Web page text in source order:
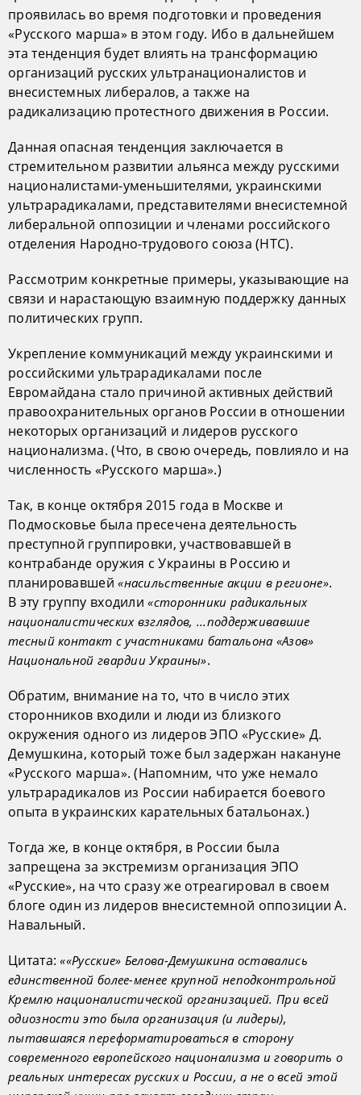
проявилась во время подготовки и проведения
«Русского марша» в этом году. Ибо в дальнейшем
эта тенденция будет влиять на трансформацию
организаций русских ультранационалистов и
внесистемных либералов, а также на
радикализацию протестного движения в России.
Данная опасная тенденция заключается в
стремительном развитии альянса между русскими
националистами-уменьшителями, украинскими
ультрарадикалами, представителями внесистемной
либеральной оппозиции и членами российского
отделения Народно-трудового союза (НТС).
Рассмотрим конкретные примеры, указывающие на
связи и нарастающую взаимную поддержку данных
политических групп.
Укрепление коммуникаций между украинскими и
российскими ультрарадикалами после
Евромайдана стало причиной активных действий
правоохранительных органов России в отношении
некоторых организаций и лидеров русского
национализма. (Что, в свою очередь, повлияло и на
численность «Русского марша».)
Так, в конце октября 2015 года в Москве и
Подмосковье была пресечена деятельность
преступной группировки, участвовавшей в
контрабанде оружия с Украины в Россию и
планировавшей«насильственные акции в регионе».
В эту группу входили«сторонники радикальных
националистических взглядов, ...поддерживавшие
тесный контакт с участниками батальона «Азов»
Национальной гвардии Украины».
Обратим, внимание на то, что в число этих
сторонников входили и люди из близкого
окружения одного из лидеров ЭПО «Русские» Д.
Демушкина, который тоже был задержан накануне
«Русского марша». (Напомним, что уже немало
ультрарадикалов из России набирается боевого
опыта в украинских карательных батальонах.)
Тогда же, в конце октября, в России была
запрещена за экстремизм организация ЭПО
«Русские», на что сразу же отреагировал в своем
блоге один из лидеров внесистемной оппозиции А.
Навальный.
Цитата:««Русские» Белова-Демушкина оставались
единственной более-менее крупной неподконтрольной
Кремлю националистической организацией. При всей
одиозности это была организация (и лидеры),
пытавшаяся переформатироваться в сторону
современного европейского национализма и говорить о
реальных интересах русских и России, а не о всей этой